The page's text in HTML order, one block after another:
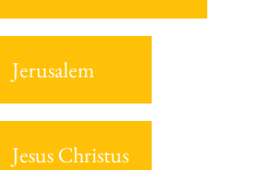
Jerusalem
Jesus Christus